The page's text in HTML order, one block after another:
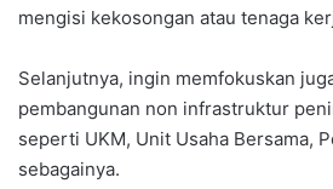
mengisi kekosongan atau tenaga
Selanjutnya, ingin memfokuskan
pembangunan non infrastruktur
seperti UKM, Unit Usaha Bersama,
sebagainya.